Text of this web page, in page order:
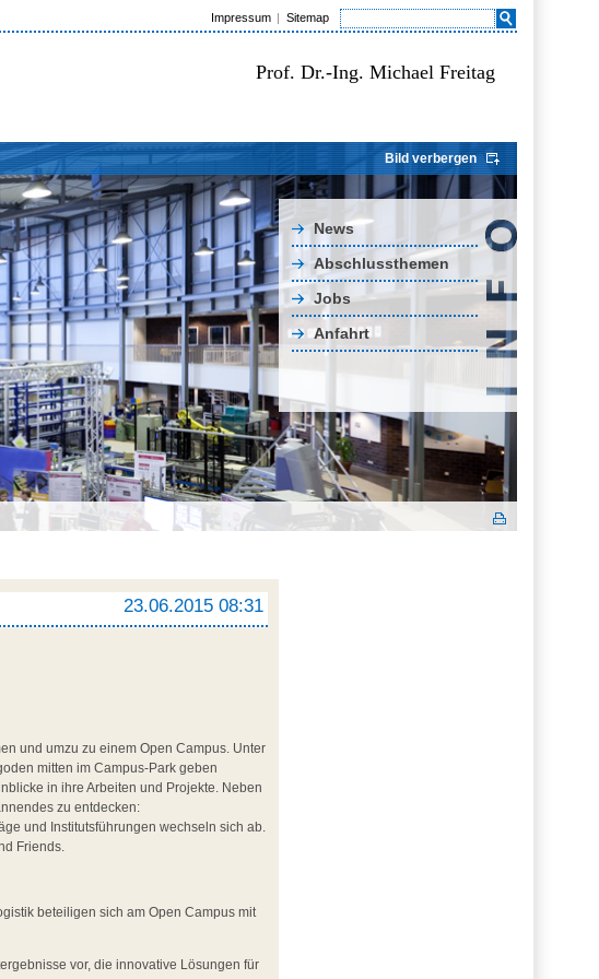
Impressum Sitemap
Prof. Dr.-Ing. Michael Freitag
Bild verbergen
News
Abschlussthemen
Jobs
Anfahrt
23.06.2015 08:31
und umzu zu einem Open Campus. Unter
mitten im Campus-Park geben
in ihre Arbeiten und Projekte. Neben
zu entdecken:
und Institutsführungen wechseln sich ab.
Friends.
beteiligen sich am Open Campus mit
vor, die innovative Lösungen für